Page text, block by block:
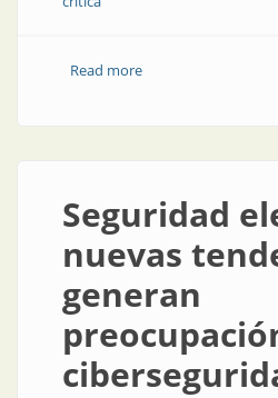
Read moreabout Claves para
Seguridad
nuevas
generan